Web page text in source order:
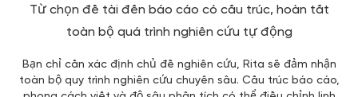
Từ chọn đề tài đến báo cáo có cấu trúc, hoàn tất
toàn bộ quá trình nghiên cứu tự động
Bạn chỉ cần xác định chủ đề nghiên cứu, Rita sẽ đảm nhận
toàn bộ quy trình nghiên cứu chuyên sâu. Cấu trúc báo cáo,